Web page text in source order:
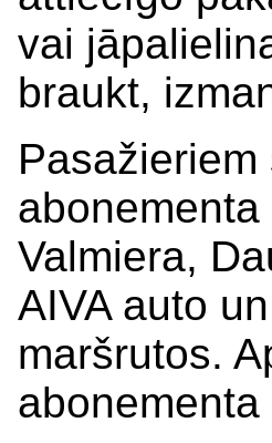
vai
braukt,
abonementa
Valmiera,
AIVA auto
maršrutos.
abonementa